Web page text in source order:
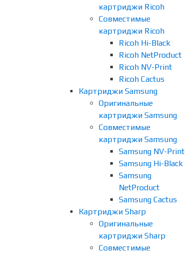
картриджи Ricoh
Совместимые
картриджи Ricoh
Ricoh Hi-Black
Ricoh NetProduct
Ricoh NV-Print
Ricoh Cactus
Картриджи Samsung
Оригинальные
картриджи Samsung
Совместимые
картриджи Samsung
Samsung NV-Print
Samsung Hi-Black
Samsung
NetProduct
Samsung Cactus
Картриджи Sharp
Оригинальные
картриджи Sharp
Совместимые